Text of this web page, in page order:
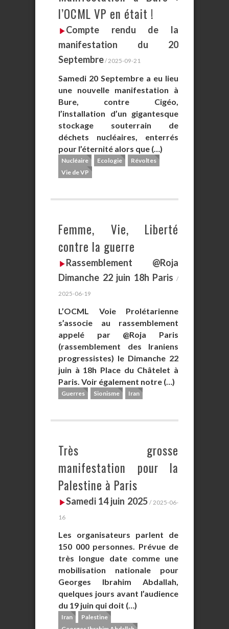
l’OCML VP en était !
Compte rendu de la
manifestation du 20
Septembre/ 2025-09-21
Samedi 20 Septembre a eu lieu
une nouvelle manifestation à
Bure, contre Cigéo,
l’installation d’un gigantesque
stockage souterrain de
déchets nucléaires, enterrés
pour l’éternité alors que (…)
Nucléaire Ecologie
Révoltes
Vie de VP
Femme, Vie, Liberté
contre la guerre
Rassemblement @Roja
Dimanche 22 juin 18h Paris /
2025-06-19
L’OCML Voie Prolétarienne
s’associe au rassemblement
appelé par @Roja Paris
(rassemblement des Iraniens
progressistes) le Dimanche 22
juin à 18h Place du Châtelet à
Paris. Voir également notre (…)
Guerres Sionisme Iran
Très grosse
manifestation pour la
Palestine à Paris
Samedi 14 juin 2025/ 2025-06-
16
Les organisateurs parlent de
150 000 personnes. Prévue de
très longue date comme une
mobilisation nationale pour
Georges Ibrahim Abdallah,
quelques jours avant l’audience
du 19 juin qui doit (…)
Iran
Palestine